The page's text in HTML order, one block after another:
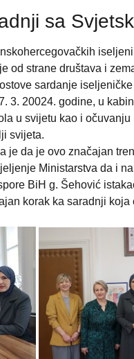
sa
od strane društava i
sardanje
3. 20024. godine, u
u svijetu kao i
svijeta.
je da je ovo značajan
Ministarstva da i
BiH g. Šehović
korak ka saradnji